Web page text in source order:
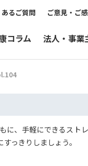
るご質問 ご意見・ご
コラム 法人・事業
に、手軽にできるスト
っきりしましょう。